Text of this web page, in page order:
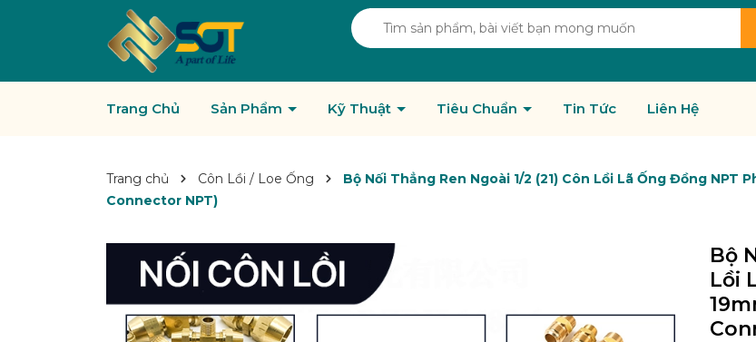
Trang Chủ Sản Phẩm Kỹ Thuật Tiêu Chuẩn Tin Tức Liên Hệ
Trang chủ Côn Lồi / Loe Ống
Bộ Nối Thẳng Ren Ngoài 1/2 (21) Côn Lồi Lã Ống Đồng NPT
Connector NPT)
Bộ
Lồi